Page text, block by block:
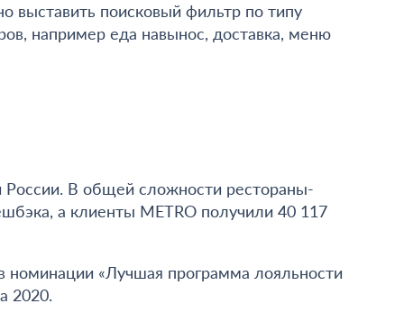
выставить поисковый фильтр по типу
например еда навынос, доставка, меню
России. В общей сложности рестораны-
а клиенты METRO получили 40 117
номинации «Лучшая программа лояльности
2020.